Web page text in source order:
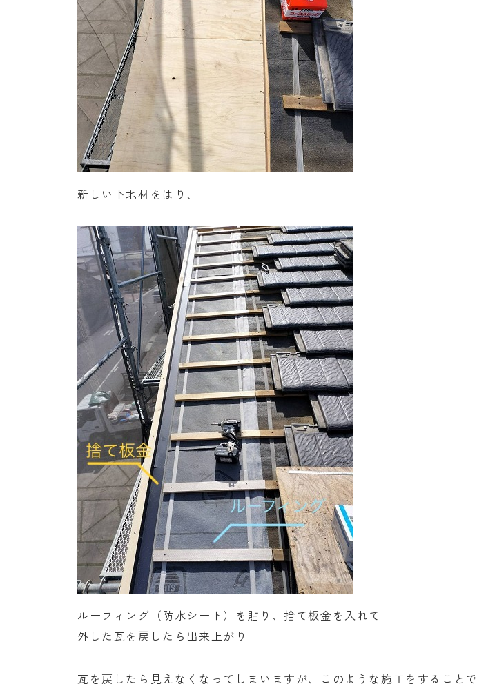
新しい下地材をはり、
ルーフィング（防水シート）を貼り、捨て板金を入れて
外した瓦を戻したら出来上がり
瓦を戻したら見えなくなってしまいますが、このような施工をすることで